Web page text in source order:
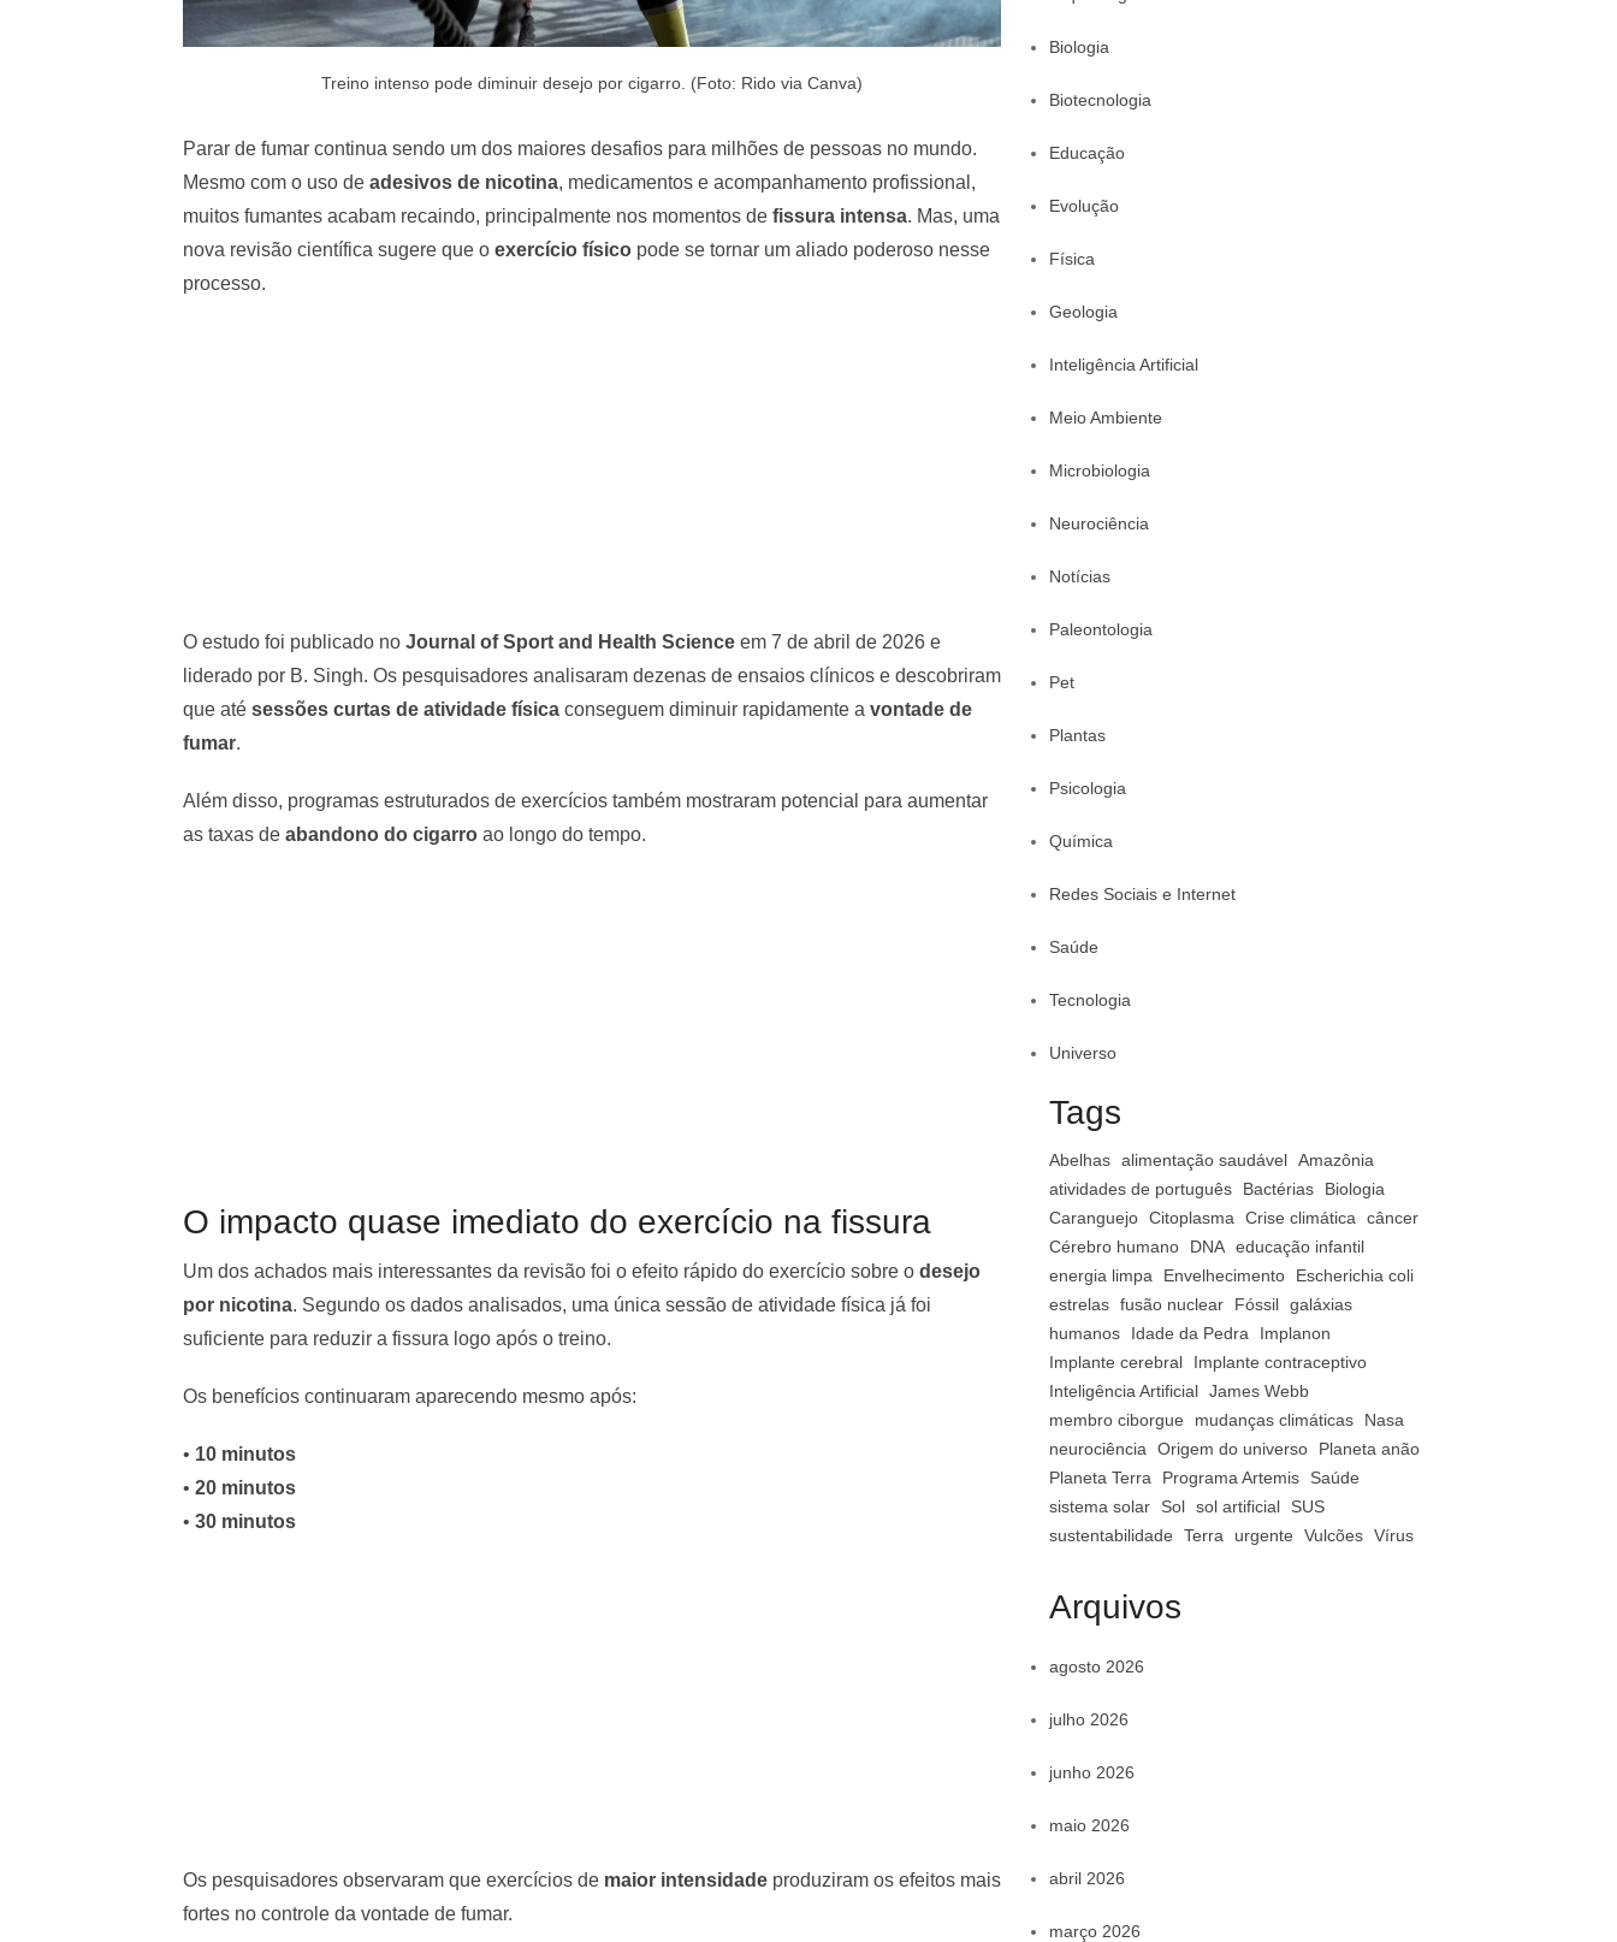
Treino intenso pode diminuir desejo por cigarro. (Foto: Rido via Canva)
Parar de fumar continua sendo um dos maiores desafios para milhões de pessoas no mundo.
Mesmo com o uso de adesivos de nicotina, medicamentos e acompanhamento profissional,
muitos fumantes acabam recaindo, principalmente nos momentos de fissura intensa. Mas, uma
nova revisão científica sugere que o exercício físico pode se tornar um aliado poderoso nesse
processo.
O estudo foi publicado no Journal of Sport and Health Science em 7 de abril de 2026 e
liderado por B. Singh. Os pesquisadores analisaram dezenas de ensaios clínicos e descobriram
que até sessões curtas de atividade física conseguem diminuir rapidamente a vontade de
fumar.
Além disso, programas estruturados de exercícios também mostraram potencial para aumentar
as taxas de abandono do cigarro ao longo do tempo.
O impacto quase imediato do exercício na fissura
Um dos achados mais interessantes da revisão foi o efeito rápido do exercício sobre o desejo
por nicotina. Segundo os dados analisados, uma única sessão de atividade física já foi
suficiente para reduzir a fissura logo após o treino.
Os benefícios continuaram aparecendo mesmo após:
• 10 minutos
• 20 minutos
• 30 minutos
Os pesquisadores observaram que exercícios de maior intensidade produziram os efeitos mais
fortes no controle da vontade de fumar.
Biologia
Biotecnologia
Educação
Evolução
Física
Geologia
Inteligência Artificial
Meio Ambiente
Microbiologia
Neurociência
Notícias
Paleontologia
Pet
Plantas
Psicologia
Química
Redes Sociais e Internet
Saúde
Tecnologia
Universo
Tags
Abelhas alimentação saudável Amazônia
atividades de português
Bactérias
Biologia
Caranguejo Citoplasma Crise climática
câncer
Cérebro humano
DNA educação infantil
energia limpa
Envelhecimento
Escherichia coli
estrelas fusão nuclear Fóssil galáxias
humanos
Idade da Pedra
Implanon
Implante cerebral
Implante contraceptivo
Inteligência Artificial James Webb
membro ciborgue
mudanças climáticas
Nasa
neurociência
Origem do universo
Planeta anão
Planeta Terra
Programa Artemis
Saúde
sistema solar
Sol sol artificial
SUS
sustentabilidade
Terra urgente Vulcões Vírus
Arquivos
agosto 2026
julho 2026
junho 2026
maio 2026
abril 2026
março 2026